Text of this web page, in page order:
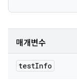
매개변수
testInfo